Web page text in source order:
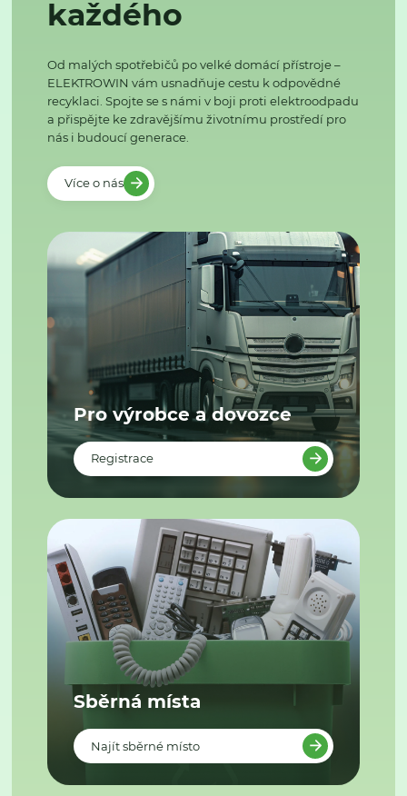
každého
Od malých spotřebičů po velké domácí přístroje –
ELEKTROWIN vám usnadňuje cestu k odpovědné
recyklaci. Spojte se s námi v boji proti elektroodpadu
a přispějte ke zdravějšímu životnímu prostředí pro
nás i budoucí generace.
Více o nás
Pro výrobce a dovozce
Registrace
Sběrná místa
Najít sběrné místo